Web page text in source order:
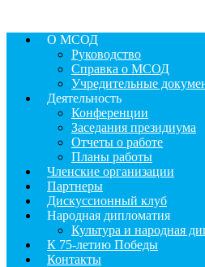
О МСОД
Руководство
Справка о МСОД
Учредительные
Деятельность
Конференции
Заседания президиума
Отчеты о работе
Планы работы
Членские организации
Партнеры
Дискуссионный клуб
Народная дипломатия
Культура и народная
К 75-летию Победы
Контакты